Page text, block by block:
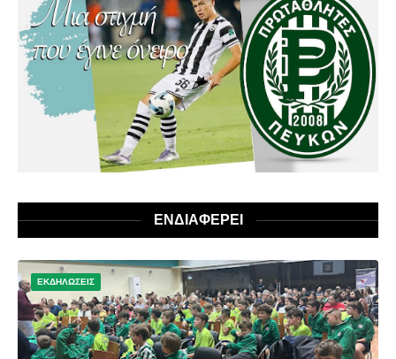
ΕΝΔΙΑΦΕΡΕΙ
ΕΚΔΗΛΩΣΕΙΣ